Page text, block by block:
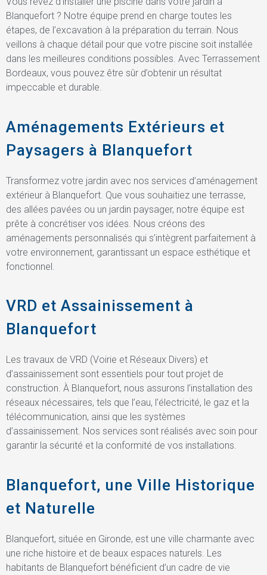
Blanquefort ? Notre équipe prend en charge toutes les
étapes, de l’excavation à la préparation du terrain. Nous
veillons à chaque détail pour que votre piscine soit installée
dans les meilleures conditions possibles. Avec Terrassement
Bordeaux, vous pouvez être sûr d’obtenir un résultat
impeccable et durable.
Aménagements Extérieurs et
Paysagers à Blanquefort
Transformez votre jardin avec nos services d’aménagement
extérieur à Blanquefort. Que vous souhaitiez une terrasse,
des allées pavées ou un jardin paysager, notre équipe est
prête à concrétiser vos idées. Nous créons des
aménagements personnalisés qui s’intègrent parfaitement à
votre environnement, garantissant un espace esthétique et
fonctionnel.
VRD et Assainissement à
Blanquefort
Les travaux de VRD (Voirie et Réseaux Divers) et
d’assainissement sont essentiels pour tout projet de
construction. À Blanquefort, nous assurons l’installation des
réseaux nécessaires, tels que l’eau, l’électricité, le gaz et la
télécommunication, ainsi que les systèmes
d’assainissement. Nos services sont réalisés avec soin pour
garantir la sécurité et la conformité de vos installations.
Blanquefort, une Ville Historique
et Naturelle
Blanquefort, située en Gironde, est une ville charmante avec
une riche histoire et de beaux espaces naturels. Les
habitants de Blanquefort bénéficient d’un cadre de vie